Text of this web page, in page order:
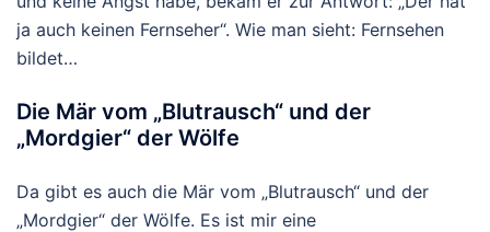
ja auch keinen Fernseher“. Wie man sieht: Fernsehen
bildet…
Die Mär vom „Blutrausch“ und der
„Mordgier“ der Wölfe
Da gibt es auch die Mär vom „Blutrausch“ und der
„Mordgier“ der Wölfe. Es ist mir eine